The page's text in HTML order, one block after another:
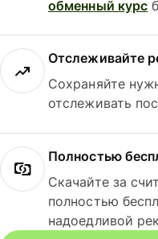
обменный курс
Отслеживайте
Сохраняйте
отслеживать
Полностью
Скачайте за
полностью
надоедливой